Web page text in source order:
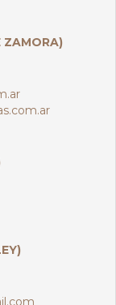
ZAMORA)